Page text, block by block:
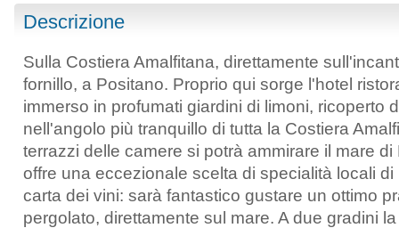
Descrizione
Sulla Costiera Amalfitana, direttamente
fornillo, a Positano. Proprio qui sorge l'hotel
immerso in profumati giardini di limoni, ricoperto
nell'angolo più tranquillo di tutta la Costiera
terrazzi delle camere si potrà ammirare il mare
offre una eccezionale scelta di specialità locali
carta dei vini: sarà fantastico gustare un ottimo
pergolato, direttamente sul mare. A due gradini